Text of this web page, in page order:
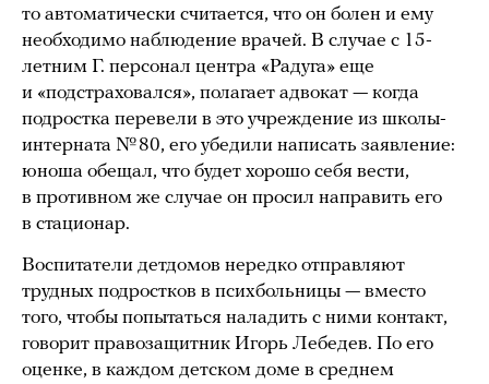
то автоматически считается, что он болен и ему
необходимо наблюдение врачей. В случае с 15-
летним Г. персонал центра «Радуга» еще
и «подстраховался», полагает адвокат — когда
подростка перевели в это учреждение из школы-
интерната № 80, его убедили написать заявление:
юноша обещал, что будет хорошо себя вести,
в противном же случае он просил направить его
в стационар.
Воспитатели детдомов нередко отправляют
трудных подростков в психбольницы — вместо
того, чтобы попытаться наладить с ними контакт,
говорит правозащитник Игорь Лебедев. По его
оценке, в каждом детском доме в среднем